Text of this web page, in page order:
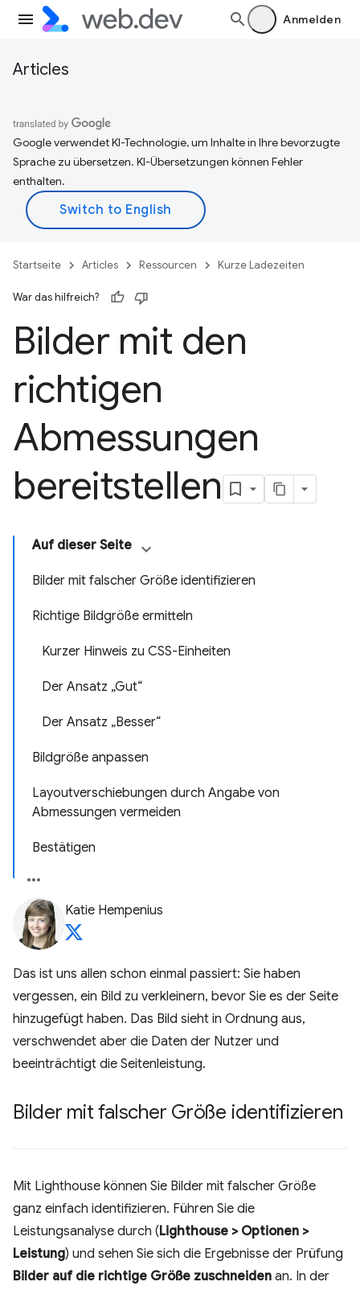
Anmelden
Articles
Google verwendet KI-Technologie, um Inhalte in Ihre bevorzugte
Sprache zu übersetzen. KI-Übersetzungen können Fehler
enthalten.
Startseite Articles Ressourcen Kurze Ladezeiten
War das hilfreich?
Bilder mit den
richtigen
Abmessungen
bereitstellen
Auf dieser Seite
Bilder mit falscher Größe identifizieren
Richtige Bildgröße ermitteln
Kurzer Hinweis zu CSS-Einheiten
Der Ansatz „Gut“
Der Ansatz „Besser“
Bildgröße anpassen
Layoutverschiebungen durch Angabe von
Abmessungen vermeiden
Bestätigen
Katie Hempenius
Das ist uns allen schon einmal passiert: Sie haben
vergessen, ein Bild zu verkleinern, bevor Sie es der Seite
hinzugefügt haben. Das Bild sieht in Ordnung aus,
verschwendet aber die Daten der Nutzer und
beeinträchtigt die Seitenleistung.
Bilder mit falscher Größe identifizieren
Mit Lighthouse können Sie Bilder mit falscher Größe
ganz einfach identifizieren. Führen Sie die
Leistungsanalyse durch (Lighthouse > Optionen >
Leistung) und sehen Sie sich die Ergebnisse der Prüfung
Bilder auf die richtige Größe zuschneiden an. In der